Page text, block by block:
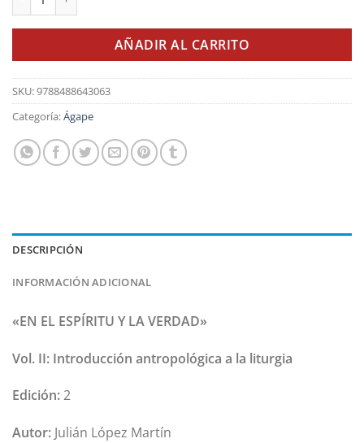
AÑADIR AL CARRITO
SKU:9788488643063
Categoría:Ágape
DESCRIPCIÓN
INFORMACIÓN ADICIONAL
«EN EL ESPÍRITU Y LA VERDAD»
Vol. II: Introducción antropológica a la liturgia
Edición:2
Autor: Julián López Martín